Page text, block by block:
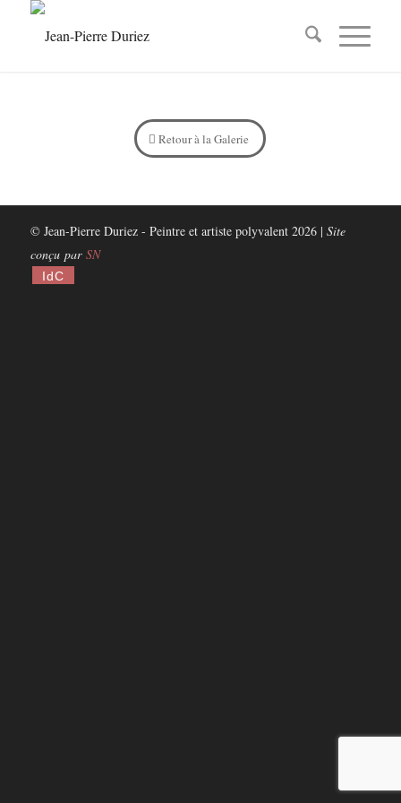
Retour à la Galerie
© Jean-Pierre Duriez - Peintre et artiste polyvalent 2026 | Site
conçu par SN
IdC